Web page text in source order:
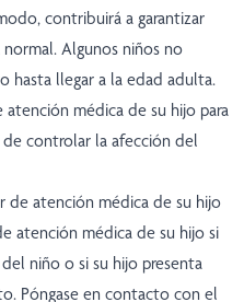
contribuirá a garantizar
Algunos niños no
hasta llegar a la edad adulta.
médica de su hijo para
controlar la afección del
de atención médica de su hijo
atención médica de su hijo si
niño o si su hijo presenta
Póngase en contacto con el